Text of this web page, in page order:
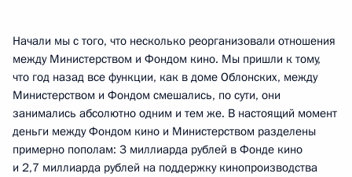
Начали мы с того, что несколько реорганизовали отношения
между Министерством и Фондом кино. Мы пришли к тому,
что год назад все функции, как в доме Облонских, между
Министерством и Фондом смешались, по сути, они
занимались абсолютно одним и тем же. В настоящий момент
деньги между Фондом кино и Министерством разделены
примерно пополам: 3 миллиарда рублей в Фонде кино
и 2,7 миллиарда рублей на поддержку кинопроизводства